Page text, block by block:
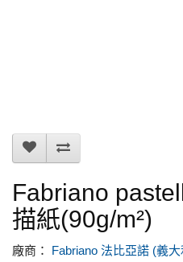
Fabriano
描紙(90g/m²)
廠商： Fabriano 法比亞諾 (義大